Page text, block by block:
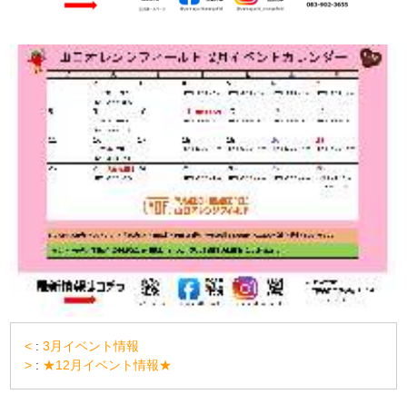
< :3月イベント情報
> : ★12月イベント情報★